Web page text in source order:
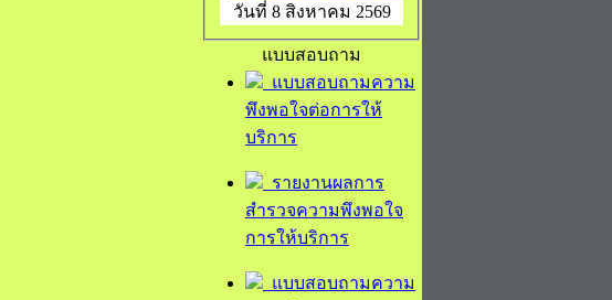
วันที่ 8 สิงหาคม 2569
แบบสอบถาม
แบบสอบถามความ
พึงพอใจต่อการให้
บริการ
รายงานผลการ
สำรวจความพึงพอใจ
การให้บริการ
แบบสอบถามความ